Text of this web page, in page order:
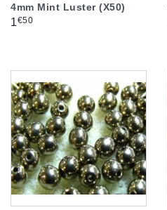
4mm Mint Luster (X50)
Prix
1€50